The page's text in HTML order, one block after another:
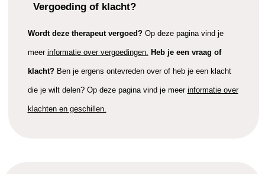
Vergoeding of klacht?
Wordt deze therapeut vergoed?Op deze pagina vind je
meer informatie over vergoedingen. Heb je een vraag of
klacht? Ben je ergens ontevreden over of heb je een klacht
die je wilt delen? Op deze pagina vind je meer informatie over
klachten en geschillen.